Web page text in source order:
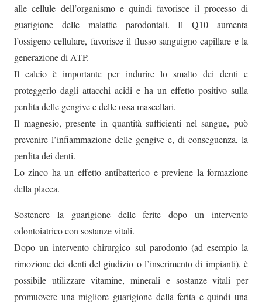
alle cellule dell’organismo e quindi favorisce il processo di
guarigione delle malattie parodontali. Il Q10 aumenta
l’ossigeno cellulare, favorisce il flusso sanguigno capillare e la
generazione di ATP.
Il calcio è importante per indurire lo smalto dei denti e
proteggerlo dagli attacchi acidi e ha un effetto positivo sulla
perdita delle gengive e delle ossa mascellari.
Il magnesio, presente in quantità sufficienti nel sangue, può
prevenire l’infiammazione delle gengive e, di conseguenza, la
perdita dei denti.
Lo zinco ha un effetto antibatterico e previene la formazione
della placca.
Sostenere la guarigione delle ferite dopo un intervento
odontoiatrico con sostanze vitali.
Dopo un intervento chirurgico sul parodonto (ad esempio la
rimozione dei denti del giudizio o l’inserimento di impianti), è
possibile utilizzare vitamine, minerali e sostanze vitali per
promuovere una migliore guarigione della ferita e quindi una